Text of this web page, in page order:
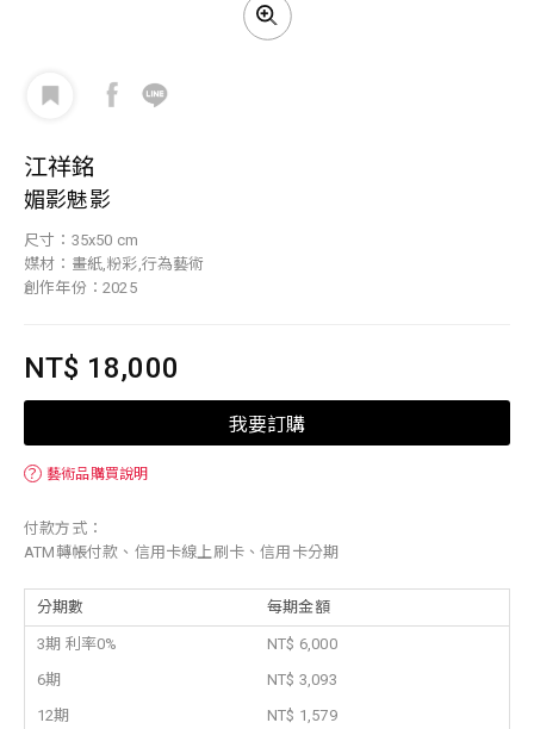
江祥銘
媚影魅影
尺寸：35x50 cm
媒材：畫紙,粉彩,行為藝術
創作年份：2025
NT$ 18,000
我要訂購
？ 藝術品購買說明
付款方式：
ATM轉帳付款、信用卡線上刷卡、信用卡分期
分期數 每期金額
3期 利率0%
NT$ 6,000
6期
NT$ 3,093
12期
NT$ 1,579